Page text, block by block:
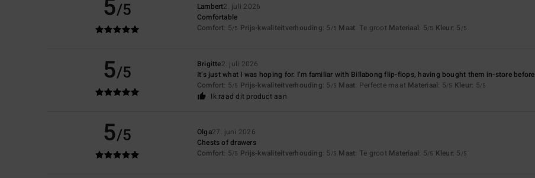
5/5 Lambert2. juli 2026
Comfortable
Comfort: 5/5 Prijs-kwaliteitverhouding: 5 /5 Maat: Te groot Materiaal: 5/5 Kleur: 5 /5
5/5 Brigitte2. juli 2026
It’s just what I was hoping for. I’m familiar with Billabong flip-flops, having bought them in-store before
Comfort: 5/5 Prijs-kwaliteitverhouding: 5 /5 Maat: Perfecte maat Materiaal: 5/5 Kleur: 5/5
Ik raad dit product aan
5/5 Olga27. juni 2026
Chests of drawers
Comfort: 5/5 Prijs-kwaliteitverhouding: 5 /5 Maat: Te groot Materiaal: 5/5 Kleur: 5 /5